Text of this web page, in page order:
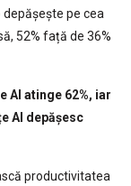
pe cea
52% față de 36%
AI atinge 62%, iar
AI depășesc
productivitatea